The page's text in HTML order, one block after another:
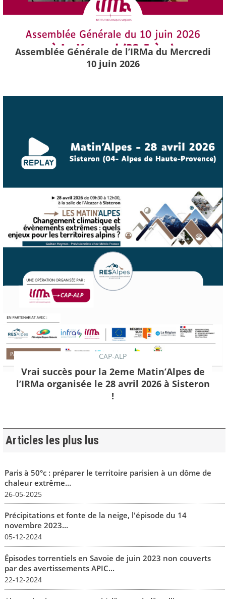
Assemblée Générale de l’IRMa du Mercredi
10 juin 2026
CAP-ALP
Vrai succès pour la 2eme Matin’Alpes de
l’IRMa organisée le 28 avril 2026 à Sisteron
!
Articles les plus lus
Paris à 50°c : préparer le territoire parisien à un dôme de
chaleur extrême...
26-05-2025
Précipitations et fonte de la neige, l'épisode du 14
novembre 2023...
05-12-2024
Épisodes torrentiels en Savoie de juin 2023 non couverts
par des avertissements APIC...
22-12-2024